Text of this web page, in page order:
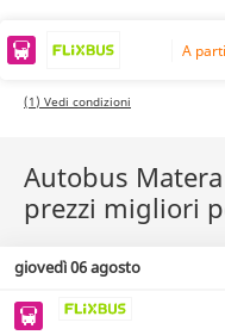
A
(1) Vedi condizioni
Autobus
prezzi migliori
giovedì 06 agosto